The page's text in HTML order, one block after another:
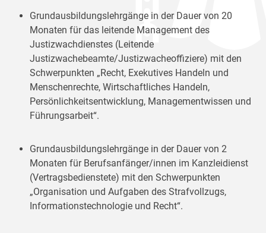
Grundausbildungslehrgänge in der Dauer von 20
Monaten für das leitende Management des
Justizwachdienstes (Leitende
Justizwachebeamte/Justizwacheoffiziere) mit den
Schwerpunkten „Recht, Exekutives Handeln und
Menschenrechte, Wirtschaftliches Handeln,
Persönlichkeitsentwicklung, Managementwissen und
Führungsarbeit“.
Grundausbildungslehrgänge in der Dauer von 2
Monaten für Berufsanfänger/innen im Kanzleidienst
(Vertragsbedienstete) mit den Schwerpunkten
„Organisation und Aufgaben des Strafvollzugs,
Informationstechnologie und Recht“.